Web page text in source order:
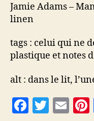
Jamie Adams –
linen
tags : celui qui ne
plastique et notes
alt : dans le lit,
F
T
E